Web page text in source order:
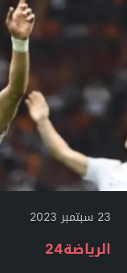
23 سبتمبر 2023
الرياضة24